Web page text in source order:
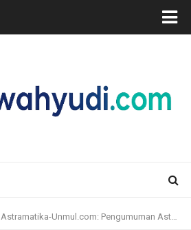
Astramatika-Unmul.com: Pengumuman Astramatika XXX Tahun 2023